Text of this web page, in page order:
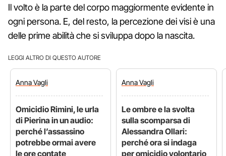
Il volto è la parte del corpo maggiormente evidente in
ogni persona. E, del resto, la percezione dei visi è una
delle prime abilità che si sviluppa dopo la nascita.
LEGGI ALTRO DI QUESTO AUTORE
AnnaVagli
Omicidio Rimini, le urla
di Pierina in un audio:
perché l’assassino
potrebbe ormai avere
le ore contate
AnnaVagli
Le ombre e la svolta
sulla scomparsa di
Alessandra Ollari:
perché ora si indaga
per omicidio volontario